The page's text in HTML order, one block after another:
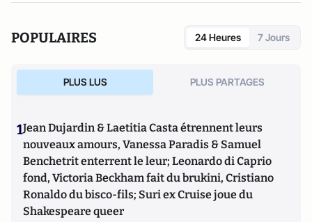
POPULAIRES 24 Heures 7 Jours
PLUS LUS PLUS PARTAGES
1Jean Dujardin & Laetitia Casta étrennent leurs
nouveaux amours, Vanessa Paradis & Samuel
Benchetrit enterrent le leur; Leonardo di Caprio
fond, Victoria Beckham fait du brukini, Cristiano
Ronaldo du bisco-fils; Suri ex Cruise joue du
Shakespeare queer